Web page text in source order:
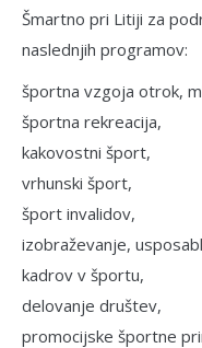
Šmartno pri Litiji za
naslednjih programov:
športna vzgoja otrok,
športna rekreacija,
kakovostni šport,
vrhunski šport,
šport invalidov,
izobraževanje,
kadrov v športu,
delovanje društev,
promocijske športne